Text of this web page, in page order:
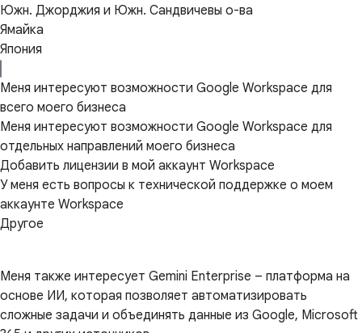
Южн. Джорджия и Южн. Сандвичевы о-ва
Ямайка
Япония
Меня интересуют возможности Google Workspace для
всего моего бизнеса
Меня интересуют возможности Google Workspace для
отдельных направлений моего бизнеса
Добавить лицензии в мой аккаунт Workspace
У меня есть вопросы к технической поддержке о моем
аккаунте Workspace
Другое
Меня также интересует Gemini Enterprise – платформа на
основе ИИ, которая позволяет автоматизировать
сложные задачи и объединять данные из Google, Microsoft